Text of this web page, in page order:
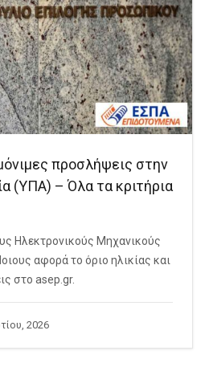
προσλήψεις στην
(ΥΠΑ) – Όλα τα κριτήρια
Ηλεκτρονικούς Μηχανικούς
αφορά το όριο ηλικίας και
στο asep.gr.
2026